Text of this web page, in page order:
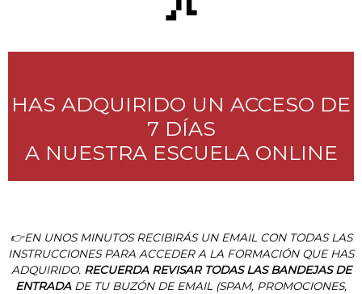
HAS ADQUIRIDO UN ACCESO DE
7 DÍAS
A NUESTRA ESCUELA ONLINE
👉EN UNOS MINUTOS RECIBIRÁS UN EMAIL CON TODAS LAS
INSTRUCCIONES PARA ACCEDER A LA FORMACIÓN QUE HAS
ADQUIRIDO. RECUERDA REVISAR TODAS LAS BANDEJAS DE
ENTRADA DE TU BUZÓN DE EMAIL (SPAM, PROMOCIONES,